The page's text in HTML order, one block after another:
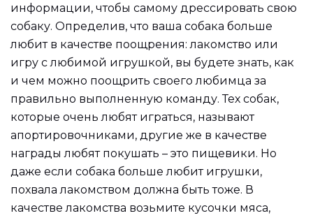
информации, чтобы самому дрессировать свою
собаку. Определив, что ваша собака больше
любит в качестве поощрения: лакомство или
игру с любимой игрушкой, вы будете знать, как
и чем можно поощрить своего любимца за
правильно выполненную команду. Тех собак,
которые очень любят играться, называют
апортировочниками, другие же в качестве
награды любят покушать – это пищевики. Но
даже если собака больше любит игрушки,
похвала лакомством должна быть тоже. В
качестве лакомства возьмите кусочки мяса,